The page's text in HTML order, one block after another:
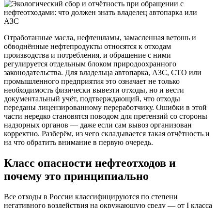
Отработанные масла, нефтешламы, замасленная ветошь и
обводнённые нефтепродукты относятся к отходам
производства и потребления, и обращение с ними
регулируется отдельным блоком природоохранного
законодательства. Для владельца автопарка, АЗС, СТО или
промышленного предприятия это означает не только
необходимость физически вывезти отходы, но и вести
документальный учёт, подтверждающий, что отходы
переданы лицензированному переработчику. Ошибки в этой
части нередко становятся поводом для претензий со стороны
надзорных органов — даже если сам вывоз организован
корректно. Разберём, из чего складывается такая отчётность и
на что обратить внимание в первую очередь.
Класс опасности нефтеотходов и
почему это принципиально
Все отходы в России классифицируются по степени
негативного воздействия на окружающую среду — от I класса